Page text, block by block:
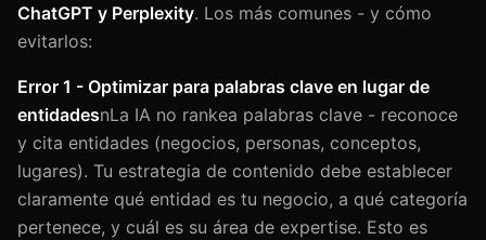
ChatGPT y Perplexity. Los más comunes - y cómo
evitarlos:
Error 1 - Optimizar para palabras clave en lugar de
entidadesnLa IA no rankea palabras clave - reconoce
y cita entidades (negocios, personas, conceptos,
lugares). Tu estrategia de contenido debe establecer
claramente qué entidad es tu negocio, a qué categoría
pertenece, y cuál es su área de expertise. Esto es